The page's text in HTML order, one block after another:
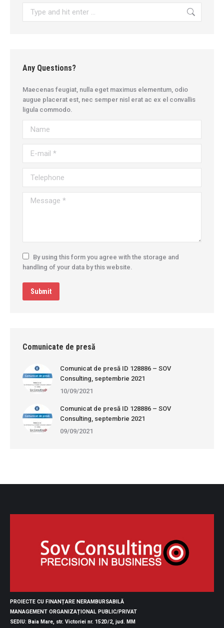
Any Questions?
Maecenas feugiat, nulla eget maximus elementum, odio
augue placerat est, nec semper nisl erat ac ex el convallis
ligula commodo.
Message *
By using this form you agree with the storage and
handling of your data by this website.
Submit
Comunicate de presă
Comunicat de presă ID 128886 – SOV
Consulting, septembrie 2021
10/09/2021
Comunicat de presă ID 128886 – SOV
Consulting, septembrie 2021
09/09/2021
PROIECTE CU FINANȚARE NERAMBURSABILĂ
MANAGEMENT ORGANIZAȚIONAL PUBLIC/PRIVAT
SEDIU: Baia Mare, str. Victoriei nr. 152D/2, jud. MM